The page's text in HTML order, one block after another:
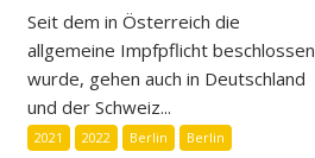
Seit dem in Österreich die
allgemeine Impfpflicht beschlossen
wurde, gehen auch in Deutschland
und der Schweiz...
2021 2022 Berlin Berlin